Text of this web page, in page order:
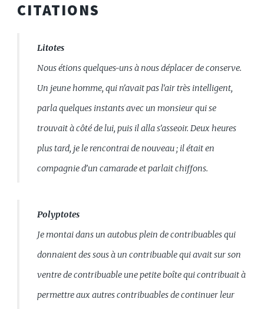
CITATIONS
Litotes
Nous étions quelques-uns à nous déplacer de conserve.
Un jeune homme, qui n'avait pas l'air très intelligent,
parla quelques instants avec un monsieur qui se
trouvait à côté de lui, puis il alla s'asseoir. Deux heures
plus tard, je le rencontrai de nouveau ; il était en
compagnie d'un camarade et parlait chiffons.
Polyptotes
Je montai dans un autobus plein de contribuables qui
donnaient des sous à un contribuable qui avait sur son
ventre de contribuable une petite boîte qui contribuait à
permettre aux autres contribuables de continuer leur